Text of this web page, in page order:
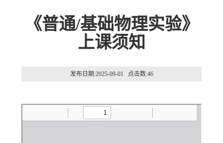
《普通/基础物理实验》
上课须知
发布日期:2025-09-01 点击数:46